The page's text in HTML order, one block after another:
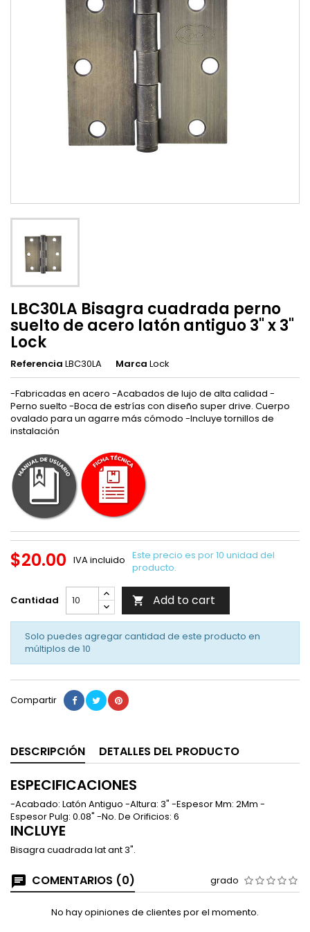
LBC30LA Bisagra cuadrada perno
suelto de acero latón antiguo 3" x 3"
Lock
Referencia LBC30LA Marca Lock
-Fabricadas en acero -Acabados de lujo de alta calidad -
Perno suelto -Boca de estrías con diseño super drive. Cuerpo
ovalado para un agarre más cómodo -Incluye tornillos de
instalación
$20.00 IVA incluido Este precio es por 10 unidad del
producto.
Cantidad  Add to cart
Solo puedes agregar cantidad de este producto en
múltiplos de 10
Compartir
DESCRIPCIÓN DETALLES DEL PRODUCTO
ESPECIFICACIONES
-Acabado: Latón Antiguo -Altura: 3" -Espesor Mm: 2Mm -
Espesor Pulg: 0.08" -No. De Orificios: 6
INCLUYE
Bisagra cuadrada lat ant 3".
COMENTARIOS (0) grado
No hay opiniones de clientes por el momento.